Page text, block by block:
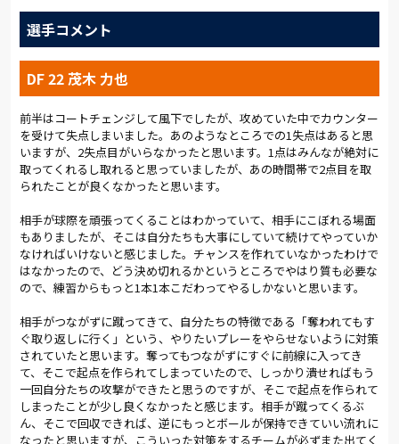
それでも確実に前線にボールを運ぶと、加藤聖のクロスに茂木
が飛び込む。続いて、中山のクロスにも茂木が頭で応え、ゴー
ルを狙う。さらに右サイドでパスをつなぐと、中山の縦パスを杉
本が頭で落とし、山本のグラウンダークロスが泉の足下へ。相
手をかわして右足を振ったが、決定的シュートはGK河田に食い
止められた。
60分、宮沢監督は3枚代えに踏み切る。泉、カプリーニ、茂木と
の交代で、日髙、松井、関口が勢いよく飛び出してくる。する
と62分、関口がするするとドリブルで駆け上がり、日髙にラス
トパス。走り込んできた日髙はそのまま右足で狙ったが、この
時計の針が進む中、大宮は積極的にゴールを目指した。山本の
スルーパスに松井が反応するなど、途中出場の選手たちも連動
して好機を創出する。ただ、リーグ最少失点を誇る甲府の守備
が堅い。ガブリエウと交代した村上が守備陣を引き締め、思い
切った前進守備で相手ボールを奪うなど、追加点を許すことは
なかったものの、思うようにボールを運べない。
それでも84分、最後尾の笠原からのキックを起点に、セカンド
ボールを拾って攻め直すと、加藤聖、小島、中山とつないだボー
ルを受けた山本が、右足でゴールにねじ込んだ。これで点差は1
点。さらに、加藤聖のクロスに杉本と松井が飛び込み、こぼれ
球を杉本が左足で狙うなど、チャンスが続く。
選手コメント
DF 22 茂木 力也
前半はコートチェンジして風下でしたが、攻めていた中でカウンター
を受けて失点しまいました。あのようなところでの1失点はあると思
いますが、2失点目がいらなかったと思います。1点はみんなが絶対に
取ってくれるし取れると思っていましたが、あの時間帯で2点目を取
られたことが良くなかったと思います。
相手が球際を頑張ってくることはわかっていて、相手にこぼれる場面
もありましたが、そこは自分たちも大事にしていて続けてやっていか
なければいけないと感じました。チャンスを作れていなかったわけで
はなかったので、どう決め切れるかというところでやはり質も必要な
ので、練習からもっと1本1本こだわってやるしかないと思います。
相手がつながずに蹴ってきて、自分たちの特徴である「奪われてもす
ぐ取り返しに行く」という、やりたいプレーをやらせないように対策
されていたと思います。奪ってもつながずにすぐに前線に入ってき
て、そこで起点を作られてしまっていたので、しっかり潰せればもう
一回自分たちの攻撃ができたと思うのですが、そこで起点を作られて
しまったことが少し良くなかったと感じます。相手が蹴ってくるぶ
ん、そこで回収できれば、逆にもっとボールが保持できていい流れに
なったと思いますが、こういった対策をするチームが必ずまた出てく